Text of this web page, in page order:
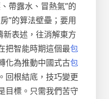
帶露水、冒熱氣”的
”的算法壁壘；要用
新表述，往消解東方
把智能時期這個最包
化為推動中國式古包
回根結底，技巧變更
目標。只需我們苦守